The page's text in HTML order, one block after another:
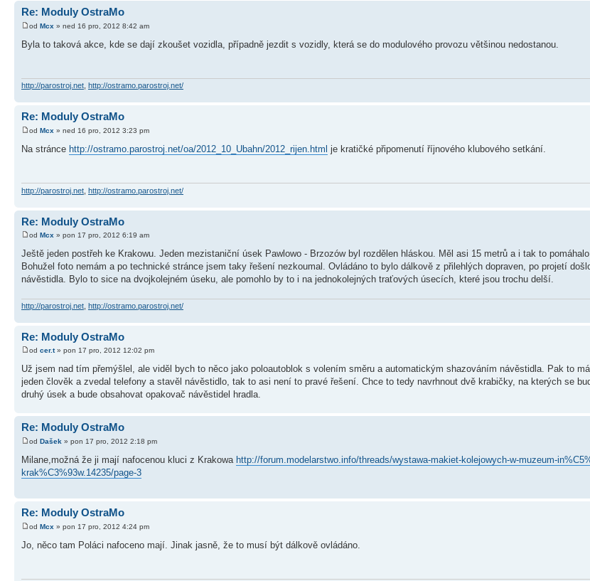
Re: Moduly OstraMo
od Mcx » ned 16 pro, 2012 8:42 am
Byla to taková akce, kde se dají zkoušet vozidla, případně jezdit s vozidly, která se do modulového provozu většinou nedostanou.
http://parostroj.net http://ostramo.parostroj.net/
Re: Moduly OstraMo
od Mcx » ned 16 pro, 2012 3:23 pm
Na stránce http://ostramo.parostroj.net/oa/2012_10_Ubahn/2012_rijen.html je kratičké připomenutí říjnového klubového setkání.
http://parostroj.net http://ostramo.parostroj.net/
Re: Moduly OstraMo
od Mcx » pon 17 pro, 2012 6:19 am
Ještě jeden postřeh ke Krakowu. Jeden mezistaniční úsek Pawlowo - Brzozów byl rozdělen hláskou. Měl asi 15 metrů a i tak to
Bohužel foto nemám a po technické stránce jsem taky řešení nezkoumal. Ovládáno to bylo dálkově z přilehlých dopraven, po projetí
návěstidla. Bylo to sice na dvojkolejném úseku, ale pomohlo by to i na jednokolejných traťových úsecích, které jsou trochu delší.
http://parostroj.net http://ostramo.parostroj.net/
Re: Moduly OstraMo
od cer.t» pon 17 pro, 2012 12:02 pm
Už jsem nad tím přemýšlel, ale viděl bych to něco jako poloautoblok s volením směru a automatickým shazováním návěstidla. Pak to
jeden člověk a zvedal telefony a stavěl návěstidlo, tak to asi není to pravé řešení. Chce to tedy navrhnout dvě krabičky, na kterých se
druhý úsek a bude obsahovat opakovač návěstidel hradla.
Re: Moduly OstraMo
od Dašek » pon 17 pro, 2012 2:18 pm
Milane,možná že ji mají nafocenou kluci z Krakowa http://forum.modelarstwo.info/threads/wystawa-makiet-kolejowych-w-muzeum-
krak%C3%93w.14235/page-3
Re: Moduly OstraMo
od Mcx » pon 17 pro, 2012 4:24 pm
Jo, něco tam Poláci nafoceno mají. Jinak jasně, že to musí být dálkově ovládáno.